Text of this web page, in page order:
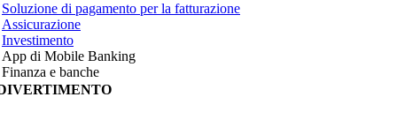
Soluzione di pagamento per la fatturazione
Assicurazione
Investimento
App di Mobile Banking
Finanza e banche